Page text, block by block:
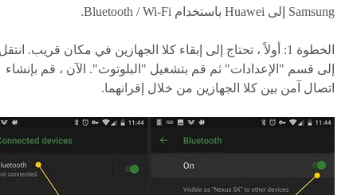
Samsung إلى Huawei باستخدام Bluetooth / Wi-Fi.
الخطوة 1:
أولاً ، تحتاج إلى إبقاء كلا الجهازين في مكان قريب.
إلى قسم "الإعدادات" ثم قم بتشغيل "البلوتوث". الآن ، قم بإنشاء
اتصال آمن بين كلا الجهازين من خلال إقرانهما.